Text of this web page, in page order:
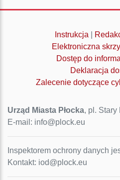
Instrukcja
Elektroniczna
Dostęp do
Deklaracja
Zalecenie dotyczące
Urząd Miasta Płocka, pl. Stary
E-mail: info@plock.eu
Inspektorem ochrony danych
Kontakt: iod@plock.eu